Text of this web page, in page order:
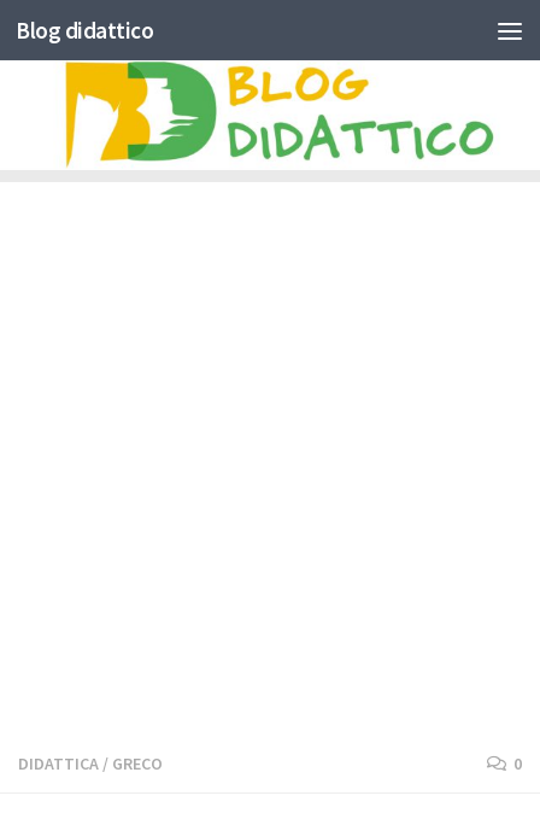
Skip to content
Blog didattico
DIDATTICA / GRECO 0